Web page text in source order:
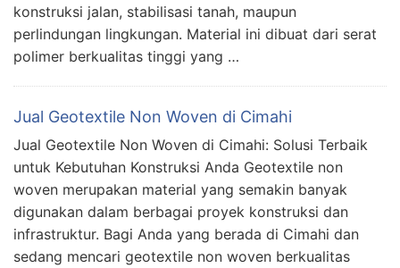
konstruksi jalan, stabilisasi tanah, maupun
perlindungan lingkungan. Material ini dibuat dari serat
polimer berkualitas tinggi yang …
Jual Geotextile Non Woven di Cimahi
Jual Geotextile Non Woven di Cimahi: Solusi Terbaik
untuk Kebutuhan Konstruksi Anda Geotextile non
woven merupakan material yang semakin banyak
digunakan dalam berbagai proyek konstruksi dan
infrastruktur. Bagi Anda yang berada di Cimahi dan
sedang mencari geotextile non woven berkualitas